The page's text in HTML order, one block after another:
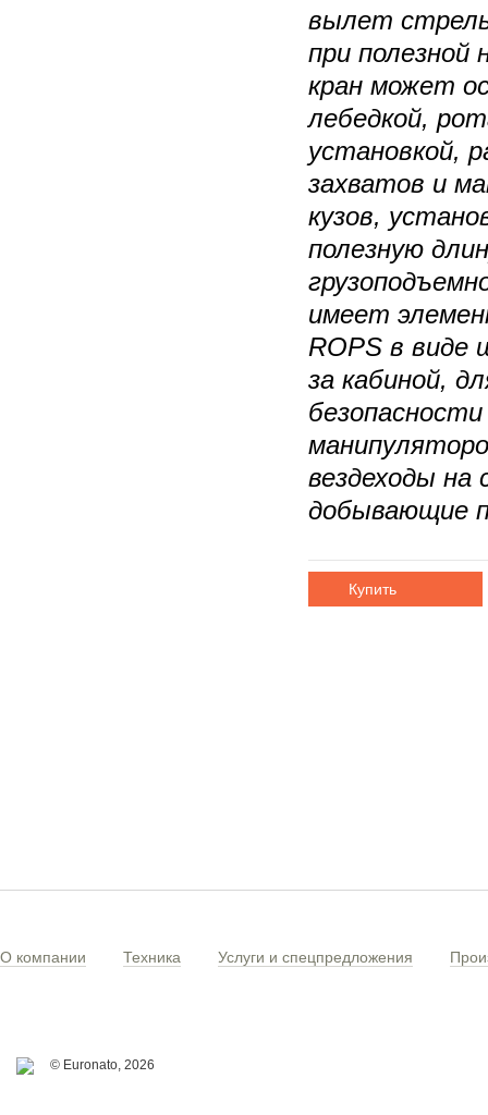
вылет
при полезной
кран может
лебедкой,
установкой,
захватов и
кузов,
полезную
имеет
ROPS в виде
за кабиной,
вездеходы на
добывающие
Купить
О компании Техника Услуги и спецпредложения
© Euronato, 2026